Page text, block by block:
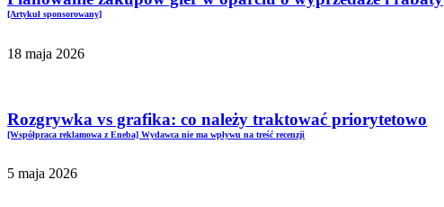
[Artykuł sponsorowany]
18 maja 2026
Rozgrywka vs grafika: co należy traktować priorytetowo
[Współpraca reklamowa z Eneba] Wydawca nie ma wpływu na treść recenzji
5 maja 2026